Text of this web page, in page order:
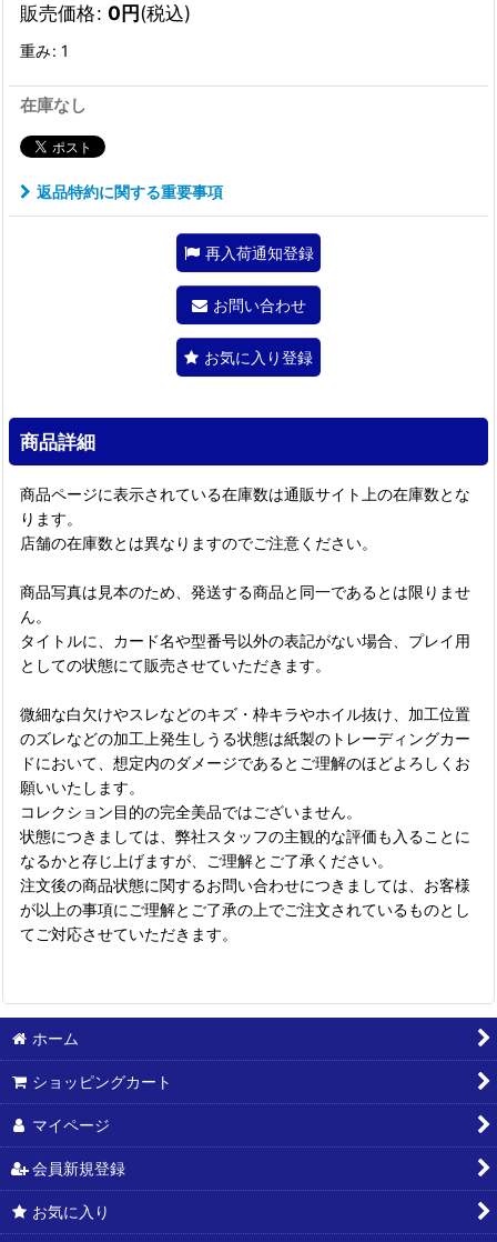
販売価格: 0円(税込)
重み: 1
在庫なし
返品特約に関する重要事項
再入荷通知登録
お問い合わせ
お気に入り登録
商品詳細
商品ページに表示されている在庫数は通販サイト上の在庫数とな
ります。
店舗の在庫数とは異なりますのでご注意ください。
商品写真は見本のため、発送する商品と同一であるとは限りませ
ん。
タイトルに、カード名や型番号以外の表記がない場合、プレイ用
としての状態にて販売させていただきます。
微細な白欠けやスレなどのキズ・枠キラやホイル抜け、加工位置
のズレなどの加工上発生しうる状態は紙製のトレーディングカー
ドにおいて、想定内のダメージであるとご理解のほどよろしくお
願いいたします。
コレクション目的の完全美品ではございません。
状態につきましては、弊社スタッフの主観的な評価も入ることに
なるかと存じ上げますが、ご理解とご了承ください。
注文後の商品状態に関するお問い合わせにつきましては、お客様
が以上の事項にご理解とご了承の上でご注文されているものとし
てご対応させていただきます。
ホーム
ショッピングカート
マイページ
会員新規登録
お気に入り